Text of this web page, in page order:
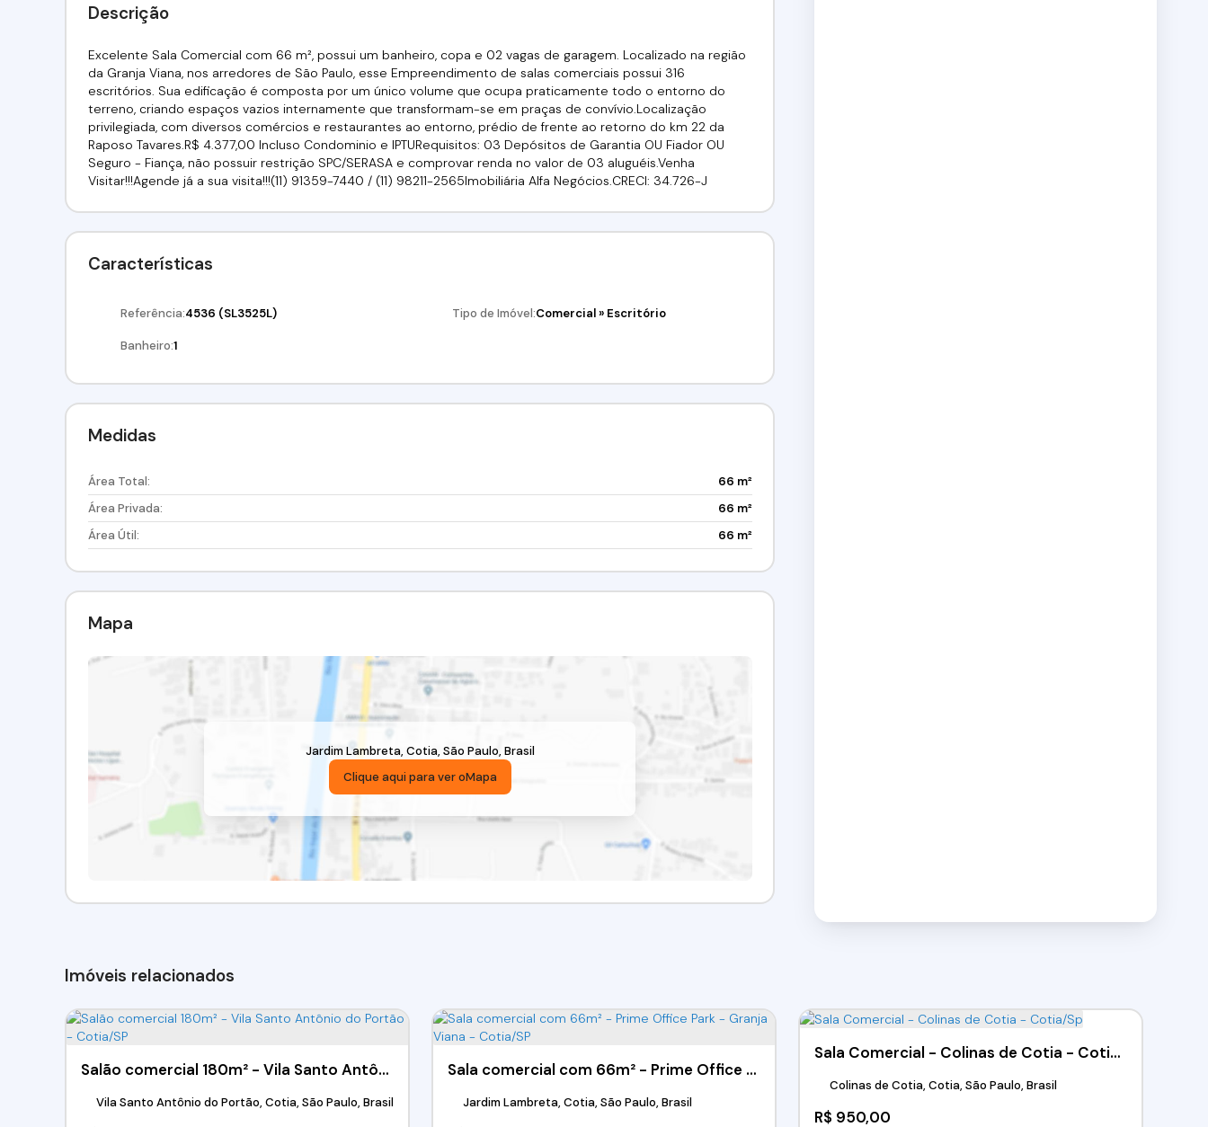
Descrição
Excelente Sala Comercial com 66 m², possui um banheiro, copa e 02 vagas de garagem. Localizado na região
da Granja Viana, nos arredores de São Paulo, esse Empreendimento de salas comerciais possui 316
escritórios. Sua edificação é composta por um único volume que ocupa praticamente todo o entorno do
terreno, criando espaços vazios internamente que transformam-se em praças de convívio.Localização
privilegiada, com diversos comércios e restaurantes ao entorno, prédio de frente ao retorno do km 22 da
Raposo Tavares.R$ 4.377,00 Incluso Condominio e IPTURequisitos: 03 Depósitos de Garantia OU Fiador OU
Seguro - Fiança, não possuir restrição SPC/SERASA e comprovar renda no valor de 03 aluguéis.Venha
Visitar!!!Agende já a sua visita!!!(11) 91359-7440 / (11) 98211-2565Imobiliária Alfa Negócios.CRECI: 34.726-J
Características
Referência:4536 (SL3525L) Tipo de Imóvel:Comercial» Escritório
Banheiro:1
Medidas
Área Total:
66 m²
Área Privada:
66 m²
Área Útil:
66 m²
Mapa
Jardim Lambreta, Cotia, São Paulo, Brasil
Clique aqui para ver oMapa
Imóveis relacionados
Salão comercial 180m² - Vila Santo Antônio do Portão - Cotia/SP
Vila Santo Antônio do Portão, Cotia, São Paulo, Brasil
Sala comercial com 66m² - Prime Office Park - Granja Viana - Cotia/SP
Jardim Lambreta, Cotia, São Paulo, Brasil
Sala Comercial - Colinas de Cotia - Cotia/Sp
R$ 950,00
Colinas de Cotia, Cotia, São Paulo, Brasil